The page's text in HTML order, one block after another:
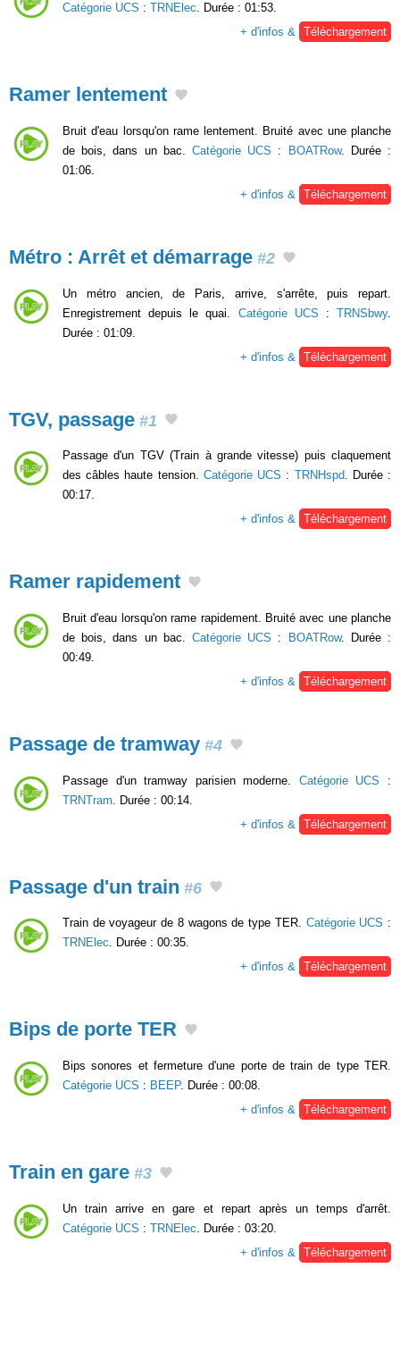
Catégorie UCS : TRNElec. Durée : 01:53.
+ d'infos & Téléchargement
Ramer lentement
Bruit d'eau lorsqu'on rame lentement. Bruité avec une planche
de bois, dans un bac. Catégorie UCS : BOATRow. Durée :
01:06.
+ d'infos &
Téléchargement
Métro : Arrêt et démarrage #2
Un métro ancien, de Paris, arrive, s'arrête, puis repart.
Enregistrement depuis le quai. Catégorie UCS :TRNSbwy.
Durée : 01:09.
+ d'infos &
Téléchargement
TGV, passage #1
Passage d'un TGV (Train à grande vitesse) puis claquement
des câbles haute tension. Catégorie UCS : TRNHspd. Durée :
00:17.
+ d'infos & Téléchargement
Ramer rapidement
Bruit d'eau lorsqu'on rame rapidement. Bruité avec une planche
de bois, dans un bac. Catégorie UCS : BOATRow. Durée :
00:49.
+ d'infos &
Téléchargement
Passage de tramway #4
Passage d'un tramway parisien moderne. Catégorie UCS :
TRNTram . Durée : 00:14.
+ d'infos &
Téléchargement
Passage d'un train #6
Train de voyageur de 8 wagons de type TER. Catégorie UCS :
TRNElec. Durée : 00:35.
+ d'infos & Téléchargement
Bips de porte TER
Bips sonores et fermeture d'une porte de train de type TER.
Catégorie UCS : BEEP. Durée : 00:08.
+ d'infos &
Téléchargement
Train en gare #3
Un train arrive en gare et repart après un temps d'arrêt.
Catégorie UCS : TRNElec . Durée : 03:20.
+ d'infos &
Téléchargement